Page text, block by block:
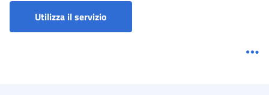
Utilizza il servizio